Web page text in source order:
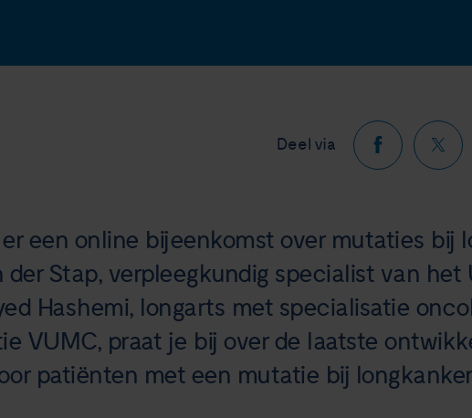
Deel via
een online bijeenkomst over mutaties bij
Stap, verpleegkundig specialist van het
Hashemi, longarts met specialisatie
VUMC, praat je bij over de laatste
patiënten met een mutatie bij